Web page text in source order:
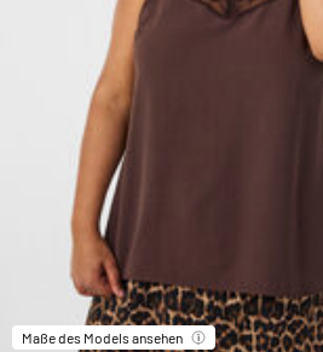
Maße des Models ansehen